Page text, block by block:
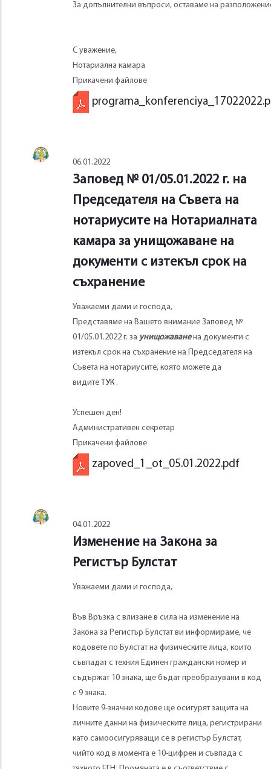
За допълнителни въпроси, оставаме на
С уважение,
Нотариална камара
Прикачени файлове
06.01.2022
Заповед № 01/05.01.2022 г. на
Председателя на Съвета на
нотариусите на Нотариалната
камара за унищожаване на
документи с изтекъл срок на
съхранение
Уважаеми дами и господа,
Представяме на Вашето внимание Заповед №
01/05.01.2022 г. за унищожаванена документи с
изтекъл срок на съхранение на Председателя на
Съвета на нотариусите, която можете да
видите ТУК .
Успешен ден!
Административен секретар
Прикачени файлове
zapoved_1_ot_05.01.2022.pdf
04.01.2022
Изменение на Закона за
Регистър Булстат
Уважаеми дами и господа,
Във Връзка с влизане в сила на изменение на
Закона за Регистър Булстат ви информираме, че
кодовете по Булстат на физическите лица, които
съвпадат с техния Единен граждански номер и
съдържат 10 знака, ще бъдат преобразувани в код
с 9 знака.
Новите 9-значни кодове ще осигурят защита на
личните данни на физическите лица, регистрирани
като самоосигуряващи се в регистър Булстат,
чийто код в момента е 10-цифрен и съвпада с